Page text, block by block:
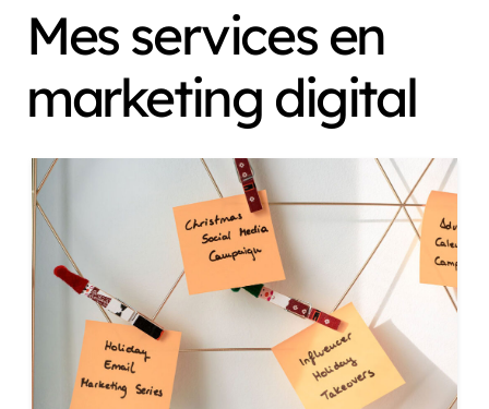
Mes services en
marketing digital